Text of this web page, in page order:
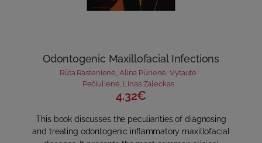
Odontogenic Maxillofacial Infections
Rūta Rastenienė Alina Pūrienė ,Vytautė
Pečiulienė, Linas Zaleckas
4.32€
This book discusses the peculiarities of diagnosing
and treating odontogenic inflammatory maxillofacial